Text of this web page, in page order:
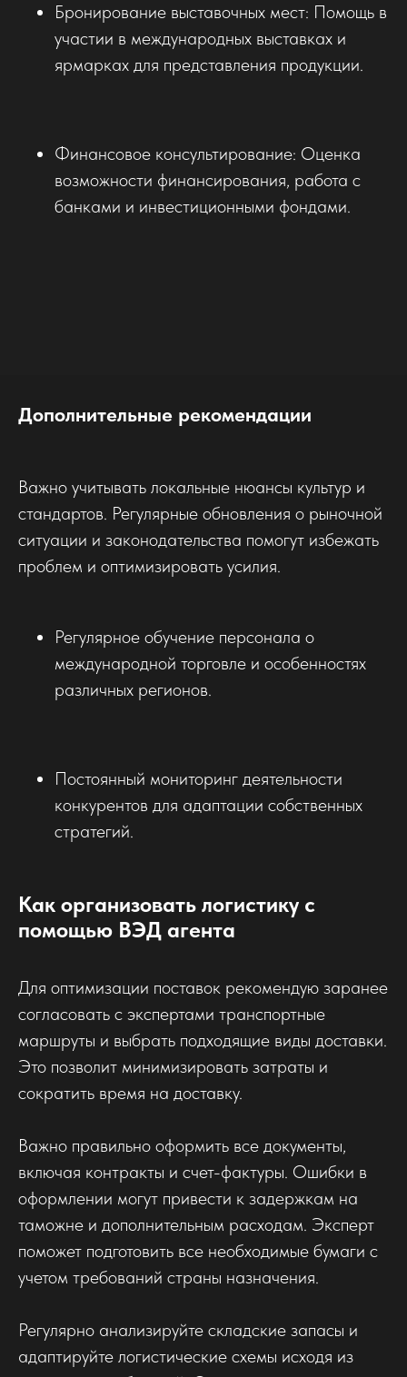
Бронирование выставочных мест: Помощь в
участии в международных выставках и
ярмарках для представления продукции.
Финансовое консультирование: Оценка
возможности финансирования, работа с
банками и инвестиционными фондами.
Дополнительные рекомендации
Важно учитывать локальные нюансы культур и
стандартов. Регулярные обновления о рыночной
ситуации и законодательства помогут избежать
проблем и оптимизировать усилия.
Регулярное обучение персонала о
международной торговле и особенностях
различных регионов.
Постоянный мониторинг деятельности
конкурентов для адаптации собственных
стратегий.
Как организовать логистику с
помощью ВЭД агента
Для оптимизации поставок рекомендую заранее
согласовать с экспертами транспортные
маршруты и выбрать подходящие виды доставки.
Это позволит минимизировать затраты и
сократить время на доставку.
Важно правильно оформить все документы,
включая контракты и счет-фактуры. Ошибки в
оформлении могут привести к задержкам на
таможне и дополнительным расходам. Эксперт
поможет подготовить все необходимые бумаги с
учетом требований страны назначения.
Регулярно анализируйте складские запасы и
адаптируйте логистические схемы исходя из